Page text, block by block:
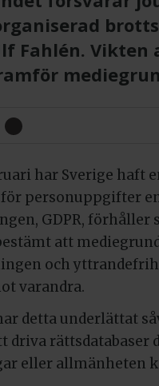
Fahlén. Vikten
har Sverige
för personuppgifter
GDPR,
att
och
varandra.
detta underlättat
driva rättsdatabaser
eller allmänheten